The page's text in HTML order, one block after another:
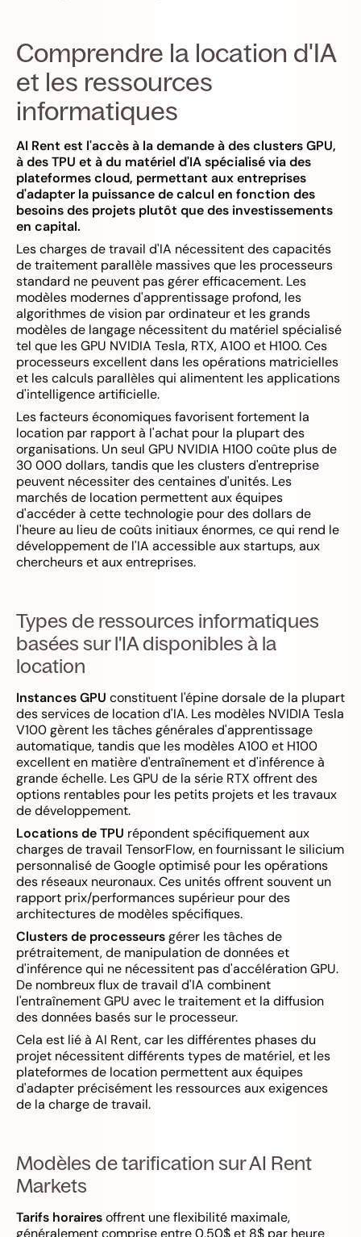
Comprendre la location d'IA
et les ressources
informatiques
AI Rent est l'accès à la demande à des clusters GPU,
à des TPU et à du matériel d'IA spécialisé via des
plateformes cloud, permettant aux entreprises
d'adapter la puissance de calcul en fonction des
besoins des projets plutôt que des investissements
en capital.
Les charges de travail d'IA nécessitent des capacités
de traitement parallèle massives que les processeurs
standard ne peuvent pas gérer efficacement. Les
modèles modernes d'apprentissage profond, les
algorithmes de vision par ordinateur et les grands
modèles de langage nécessitent du matériel spécialisé
tel que les GPU NVIDIA Tesla, RTX, A100 et H100. Ces
processeurs excellent dans les opérations matricielles
et les calculs parallèles qui alimentent les applications
d'intelligence artificielle.
Les facteurs économiques favorisent fortement la
location par rapport à l'achat pour la plupart des
organisations. Un seul GPU NVIDIA H100 coûte plus de
30 000 dollars, tandis que les clusters d'entreprise
peuvent nécessiter des centaines d'unités. Les
marchés de location permettent aux équipes
d'accéder à cette technologie pour des dollars de
l'heure au lieu de coûts initiaux énormes, ce qui rend le
développement de l'IA accessible aux startups, aux
chercheurs et aux entreprises.
Types de ressources informatiques
basées sur l'IA disponibles à la
location
Instances GPU constituent l'épine dorsale de la plupart
des services de location d'IA. Les modèles NVIDIA Tesla
V100 gèrent les tâches générales d'apprentissage
automatique, tandis que les modèles A100 et H100
excellent en matière d'entraînement et d'inférence à
grande échelle. Les GPU de la série RTX offrent des
options rentables pour les petits projets et les travaux
de développement.
Locations de TPU répondent spécifiquement aux
charges de travail TensorFlow, en fournissant le silicium
personnalisé de Google optimisé pour les opérations
des réseaux neuronaux. Ces unités offrent souvent un
rapport prix/performances supérieur pour des
architectures de modèles spécifiques.
Clusters de processeursgérer les tâches de
prétraitement, de manipulation de données et
d'inférence qui ne nécessitent pas d'accélération GPU.
De nombreux flux de travail d'IA combinent
l'entraînement GPU avec le traitement et la diffusion
des données basés sur le processeur.
Cela est lié à AI Rent, car les différentes phases du
projet nécessitent différents types de matériel, et les
plateformes de location permettent aux équipes
d'adapter précisément les ressources aux exigences
de la charge de travail.
Modèles de tarification sur AI Rent
Markets
Tarifs horairesoffrent une flexibilité maximale,
généralement comprise entre 0,50$ et 8$ par heure